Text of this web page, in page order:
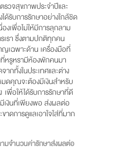
วจสุขภาพประจำปีและ
ด้รับการรักษาอย่างใกล้ชิด
งเพื่อไม่ให้มีการลุกลาม
เรา ซึ่งตามปกติทุกคน
เฉพาะด้าน เครื่องมือที่
หรูหรามีห้องพักคนมา
กทั้งในประเทศและต่าง
ดคุณจะต้องมีเงินสำหรับ
เพื่อให้ได้รับการรักษาที่ดี
เงินที่เพียงพอ ส่งผลต่อ
ดการดูแลเอาใจใส่ที่มาก
ามจำนวนค่ารักษาส่งผลต่อ